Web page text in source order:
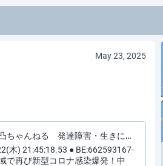
May 23, 2025
【速報】新型コロナ、復活。 : 凹凸ちゃんねる 発達障害・生きにくい人のまとめ
木) 21:45:18.53 ● BE:662593167-
で再び新型コロナ感染爆発！中